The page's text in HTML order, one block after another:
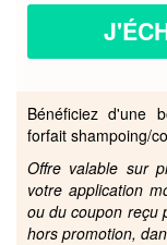
Bénéficiez d'une
forfait shampoing/
Offre valable sur
votre application
ou du coupon reçu
hors promotion,